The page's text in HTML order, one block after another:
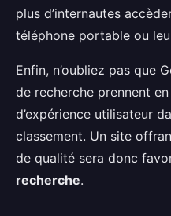
plus d’internautes
téléphone portable ou
Enfin, n’oubliez pas que
de recherche prennent
d’expérience utilisateur
classement. Un site
de qualité sera donc
recherche.